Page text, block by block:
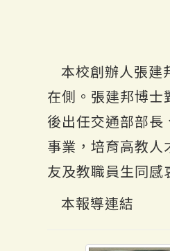
本校創辦人張建
在側。張建邦博
後出任交通部部
事業，培育高教
友及教職員生同感
本報導連結